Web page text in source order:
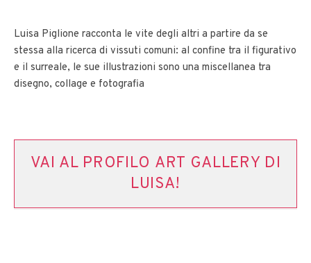
Luisa Piglione racconta le vite degli altri a partire da se
stessa alla ricerca di vissuti comuni: al confine tra il figurativo
e il surreale, le sue illustrazioni sono una miscellanea tra
disegno, collage e fotografia
VAI AL PROFILO ART GALLERY DI
LUISA!